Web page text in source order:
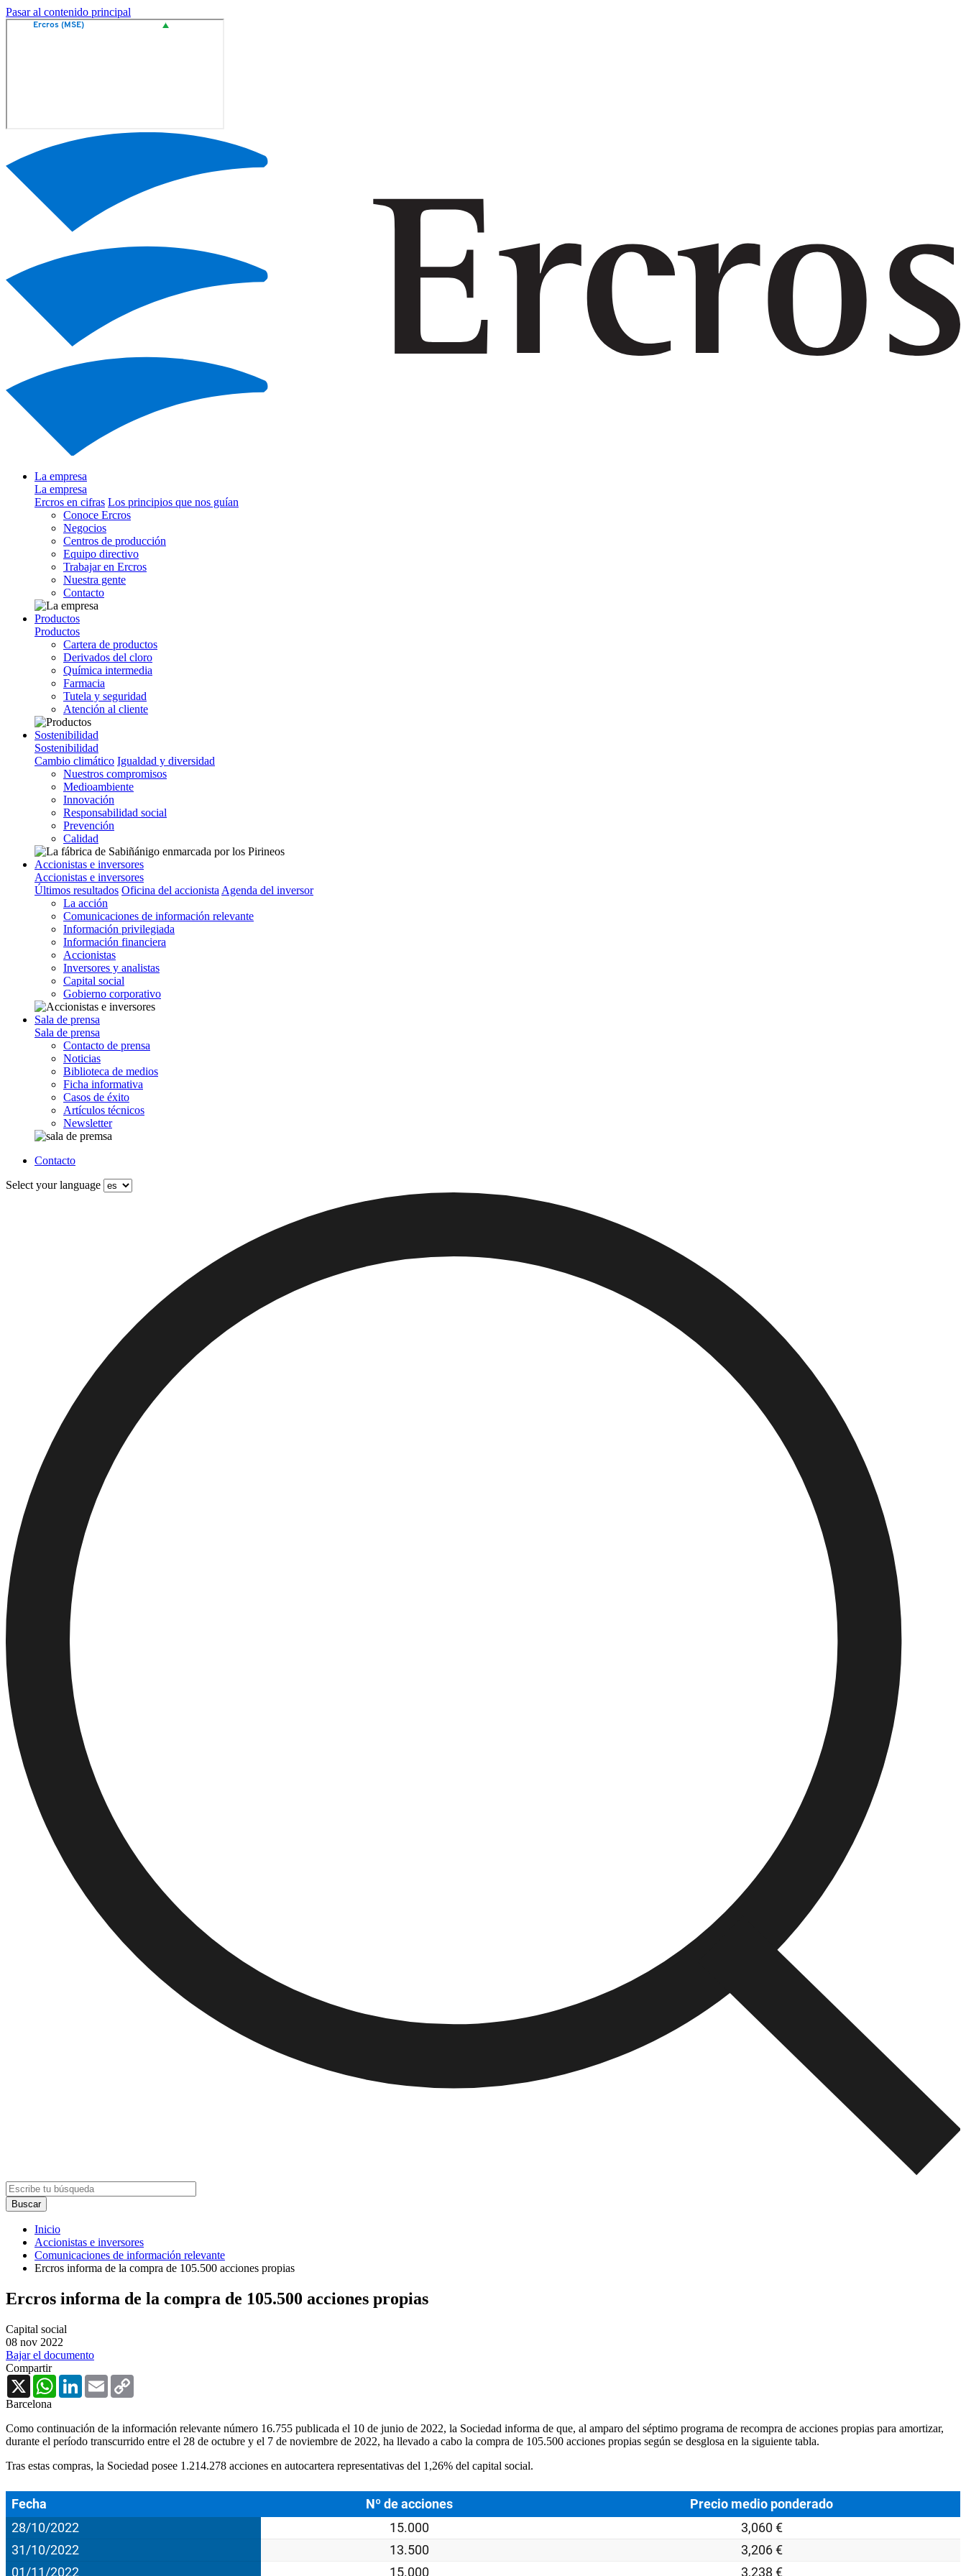
Pasar al contenido principal
La empresa
La empresa
Ercros en cifras Los principios que nos guían
Conoce Ercros
Negocios
Centros de producción
Equipo directivo
Trabajar en Ercros
Nuestra gente
Contacto
Productos
Productos
Cartera de productos
Derivados del cloro
Química intermedia
Farmacia
Tutela y seguridad
Atención al cliente
Sostenibilidad
Sostenibilidad
Cambio climático Igualdad y diversidad
Nuestros compromisos
Medioambiente
Innovación
Responsabilidad social
Prevención
Calidad
Accionistas e inversores
Accionistas e inversores
Últimos resultados Oficina del accionista Agenda del inversor
La acción
Comunicaciones de información relevante
Información privilegiada
Información financiera
Accionistas
Inversores y analistas
Capital social
Gobierno corporativo
Sala de prensa
Sala de prensa
Contacto de prensa
Noticias
Biblioteca de medios
Ficha informativa
Casos de éxito
Artículos técnicos
Newsletter
Contacto
Select your language
Inicio
Accionistas e inversores
Comunicaciones de información relevante
Ercros informa de la compra de 105.500 acciones propias
Ercros informa de la compra de 105.500 acciones propias
Capital social
08 nov 2022
Bajar el documento
Compartir
X
WhatsAppLinkedInEmail
Barcelona
Como continuación de la información relevante número 16.755 publicada el 10 de junio de 2022, la Sociedad informa de que, al amparo del séptimo programa de recompra de acciones propias para amortizar,
durante el período transcurrido entre el 28 de octubre y el 7 de noviembre de 2022, ha llevado a cabo la compra de 105.500 acciones propias según se desglosa en la siguiente tabla.
Tras estas compras, la Sociedad posee 1.214.278 acciones en autocartera representativas del 1,26% del capital social.